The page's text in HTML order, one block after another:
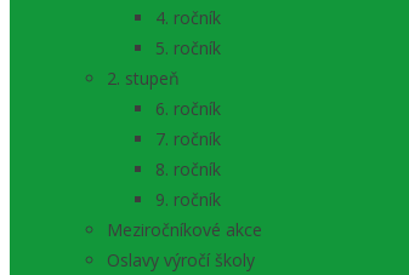
4. ročník
5. ročník
2. stupeň
6. ročník
7. ročník
8. ročník
9. ročník
Meziročníkové akce
Oslavy výročí školy